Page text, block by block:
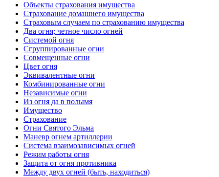
Объекты страхования имущества
Страхование домашнего имущества
Страховым случаем по страхованию имущества
Два огня; четное число огней
Системой огня
Сгруппированные огни
Совмещенные огни
Цвет огня
Эквивалентные огни
Комбинированные огни
Независимые огни
Из огня да в полымя
Имущество
Страхование
Огни Святого Эльма
Маневр огнем артиллерии
Система взаимозависимых огней
Режим работы огня
Защита от огня противника
Между двух огней (быть, находиться)